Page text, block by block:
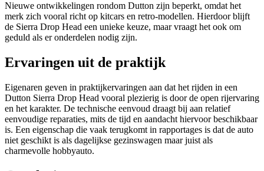
Nieuwe ontwikkelingen rondom Dutton zijn beperkt, omdat het
merk zich vooral richt op kitcars en retro-modellen. Hierdoor blijft
de Sierra Drop Head een unieke keuze, maar vraagt het ook om
geduld als er onderdelen nodig zijn.
Ervaringen uit de praktijk
Eigenaren geven in praktijkervaringen aan dat het rijden in een
Dutton Sierra Drop Head vooral plezierig is door de open rijervaring
en het karakter. De technische eenvoud draagt bij aan relatief
eenvoudige reparaties, mits de tijd en aandacht hiervoor beschikbaar
is. Een eigenschap die vaak terugkomt in rapportages is dat de auto
niet geschikt is als dagelijkse gezinswagen maar juist als
charmevolle hobbyauto.